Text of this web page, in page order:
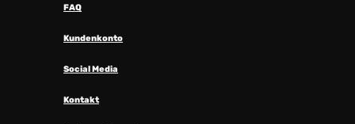
FAQ
Kundenkonto
Social Media
Kontakt